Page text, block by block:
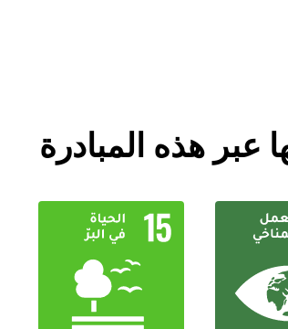
عبر هذه المبادرة